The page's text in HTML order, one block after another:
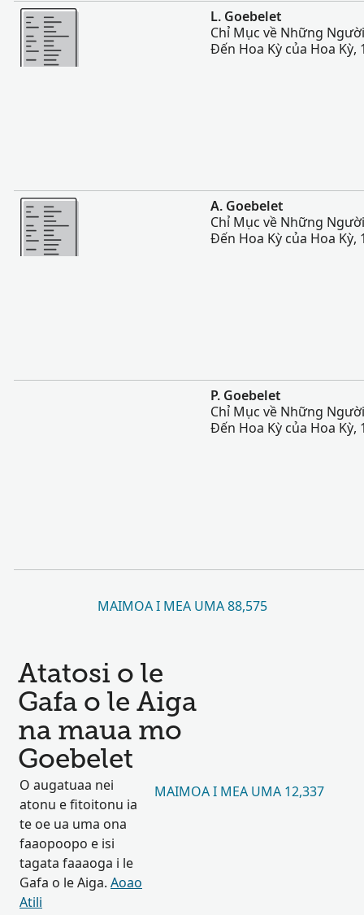
Sili atu
L. Goebelet
Chỉ Mục về Những
Đến Hoa Kỳ của Hoa Kỳ,
Sili atu
A. Goebelet
Chỉ Mục về Những
Đến Hoa Kỳ của Hoa Kỳ,
P. Goebelet
Chỉ Mục về Những
Đến Hoa Kỳ của Hoa Kỳ,
MAIMOA I MEA UMA 88,575
Atatosi o le
Gafa o le Aiga
na maua mo
Goebelet
O augatuaa nei
atonu e fitoitonu ia
te oe ua uma ona
faaopoopo e isi
tagata faaaoga i le
Gafa o le Aiga. Aoao
Atili
MAIMOA I MEA UMA 12,337